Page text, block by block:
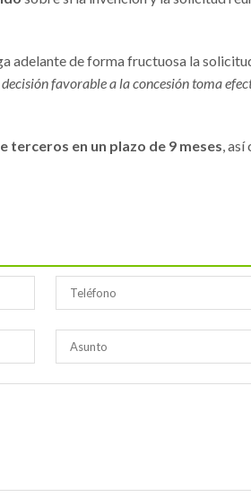
adelante de forma fructuosa la
decisión favorable a la concesión toma
en un plazo de 9 meses, así